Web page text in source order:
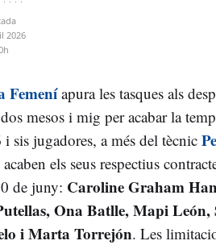
2026
Femeníapura les tasques als
mesos i mig per acabar la
sis jugadores, a més del tècnic
acaben els seus respectius
de juny: Caroline Graham
Ona Batlle, Mapi León,
i Marta Torrejón. Les